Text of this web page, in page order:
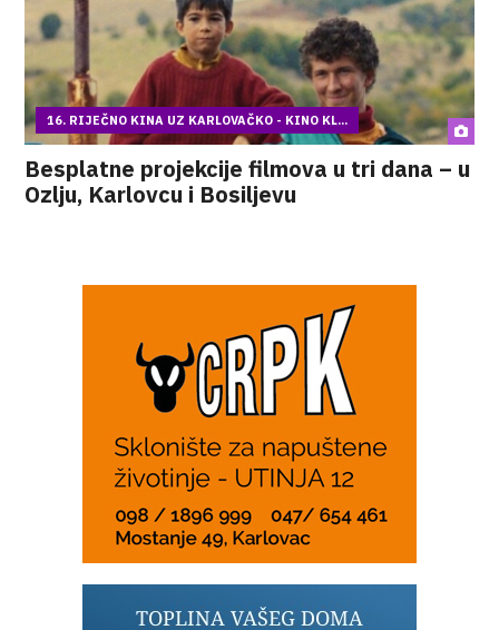
16. RIJEČNO KINA UZ KARLOVAČKO - KINO KL...
Besplatne projekcije filmova u tri dana – u
Ozlju, Karlovcu i Bosiljevu